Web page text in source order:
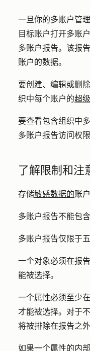
一旦你的多账户管
目标账户打开多账
多账户报告。该报
账户的数据。
要创建、编辑或删
织中每个账户的超
要查看包含组织中
多账户报告访问权限
了解限制和注
存储敏感数据的账
多账户报告不能包
多账户报告仅限于五
一个对象必须在报
能被选择。
一个属性必须至少
才能被选择。对于
将被排除在报告之外
如果一个属性的内